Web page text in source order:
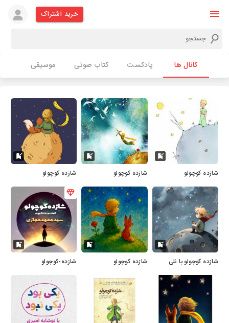
خرید اشتراک
کانال ها پادکست کتاب صوتی موسیقی
شازده کوچولو شازده کوچولو شازده کوچولو
شازده کوچولو با نلی شازده کوچولو شازده-کوچولو